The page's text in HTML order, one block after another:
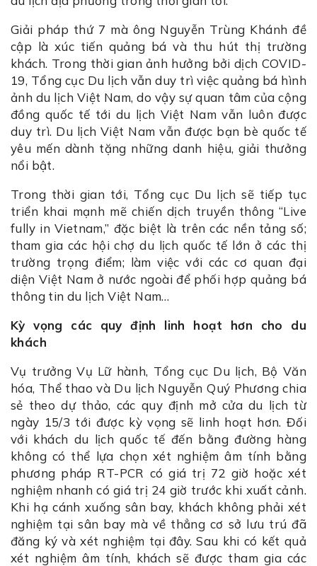
Giải pháp thứ 7 mà ông Nguyễn Trùng Khánh đề
cập là xúc tiến quảng bá và thu hút thị trường
khách. Trong thời gian ảnh hưởng bởi dịch COVID-
19, Tổng cục Du lịch vẫn duy trì việc quảng bá hình
ảnh du lịch Việt Nam, do vậy sự quan tâm của cộng
đồng quốc tế tới du lịch Việt Nam vẫn luôn được
duy trì. Du lịch Việt Nam vẫn được bạn bè quốc tế
yêu mến dành tặng những danh hiệu, giải thưởng
nổi bật.
Trong thời gian tới, Tổng cục Du lịch sẽ tiếp tục
triển khai mạnh mẽ chiến dịch truyền thông “Live
fully in Vietnam,” đặc biệt là trên các nền tảng số;
tham gia các hội chợ du lịch quốc tế lớn ở các thị
trường trọng điểm; làm việc với các cơ quan đại
diện Việt Nam ở nước ngoài để phối hợp quảng bá
thông tin du lịch Việt Nam…
Kỳ vọng các quy định linh hoạt hơn cho du
khách
Vụ trưởng Vụ Lữ hành, Tổng cục Du lịch, Bộ Văn
hóa, Thể thao và Du lịch Nguyễn Quý Phương chia
sẻ theo dự thảo, các quy định mở cửa du lịch từ
ngày 15/3 tới được kỳ vọng sẽ linh hoạt hơn. Đối
với khách du lịch quốc tế đến bằng đường hàng
không có thể lựa chọn xét nghiệm âm tính bằng
phương pháp RT-PCR có giá trị 72 giờ hoặc xét
nghiệm nhanh có giá trị 24 giờ trước khi xuất cảnh.
Khi hạ cánh xuống sân bay, khách không phải xét
nghiệm tại sân bay mà về thẳng cơ sở lưu trú đã
đăng ký và xét nghiệm tại đây. Sau khi có kết quả
xét nghiệm âm tính, khách sẽ được tham gia các